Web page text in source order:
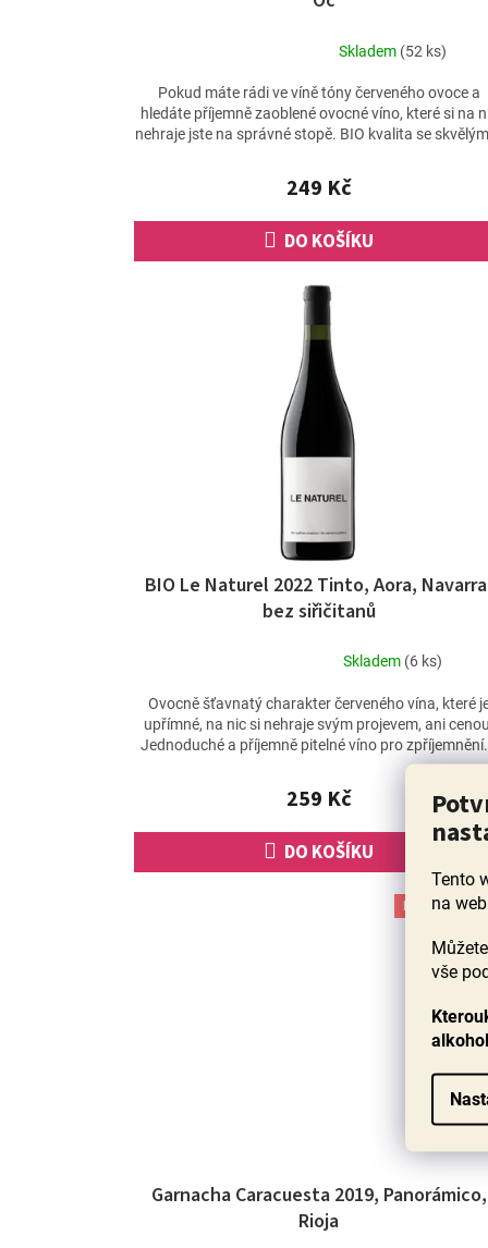
Tento
na
vše
hodnocení
produktu
je
Skladem (52 ks)
249 Kč
DO KOŠÍKU
Pokud máte rádi ve víně tóny červeného ovoce a
hledáte příjemně zaoblené ovocné víno, které si na
nehraje jste na správné stopě. BIO kvalita se
BIO Le Naturel 2022 Tinto, Aora,
bez siřičitanů
hodnocení
produktu
je
Skladem (6 ks)
259 Kč
DO KOŠÍKU
Ovocně šťavnatý charakter červeného vína, které
upřímné, na nic si nehraje svým projevem, ani
Jednoduché a příjemně pitelné víno pro
Poslední
Garnacha Caracuesta 2019, Panorámico,
Rioja